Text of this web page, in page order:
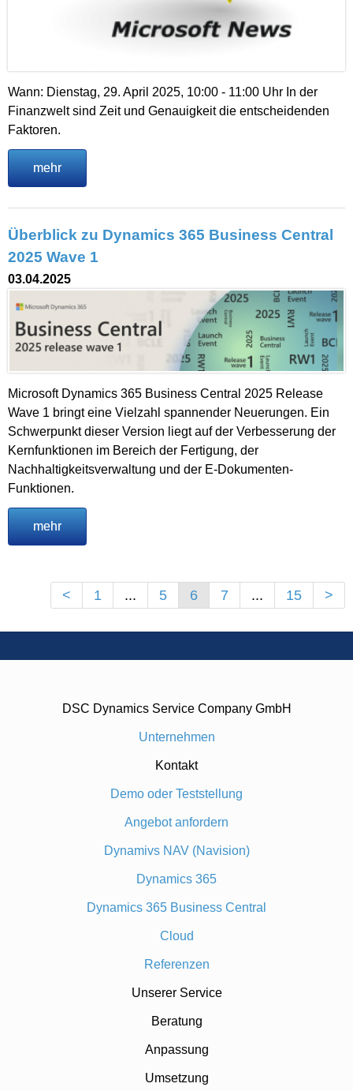
Wann: Dienstag, 29. April 2025, 10:00 - 11:00 Uhr In der
Finanzwelt sind Zeit und Genauigkeit die entscheidenden
Faktoren.
mehr
Überblick zu Dynamics 365 Business Central
2025 Wave 1
03.04.2025
Microsoft Dynamics 365 Business Central 2025 Release
Wave 1 bringt eine Vielzahl spannender Neuerungen. Ein
Schwerpunkt dieser Version liegt auf der Verbesserung der
Kernfunktionen im Bereich der Fertigung, der
Nachhaltigkeitsverwaltung und der E-Dokumenten-
Funktionen.
mehr
< 1 ... 5 6 7 ... 15 >
DSC Dynamics Service Company GmbH
Unternehmen
Kontakt
Demo oder Teststellung
Angebot anfordern
Dynamivs NAV (Navision)
Dynamics 365
Dynamics 365 Business Central
Cloud
Referenzen
Unserer Service
Beratung
Anpassung
Umsetzung